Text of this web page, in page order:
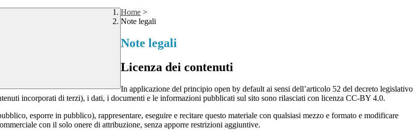
Home >
Note legali
Note legali
Licenza dei contenuti
In applicazione del principio open by default ai sensi dell’articolo 52 del decreto legislativo
incorporati di terzi), i dati, i documenti e le informazioni pubblicati sul sito sono rilasciati con licenza CC-BY 4.0.
esporre in pubblico), rappresentare, eseguire e recitare questo materiale con qualsiasi mezzo e formato e modificare
con il solo onere di attribuzione, senza apporre restrizioni aggiuntive.